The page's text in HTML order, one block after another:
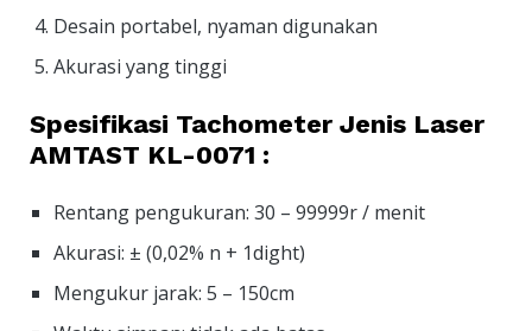
Desain portabel, nyaman digunakan
Akurasi yang tinggi
Spesifikasi Tachometer Jenis Laser
AMTAST KL-0071 :
Rentang pengukuran: 30 – 99999r / menit
Akurasi: ± (0,02% n + 1dight)
Mengukur jarak: 5 – 150cm